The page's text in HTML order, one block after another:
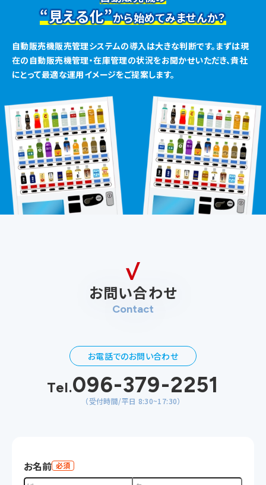
“見える化”から始めてみませんか？
自動販売機販売管理システムの導入は大きな判断です。 まずは現
在の自動販売機管理・在庫管理の状況をお聞かせいただき、貴社
にとって最適な運用イメージをご提案します。
お問い合わせ
Contact
お電話でのお問い合わせ
Tel.096-379-2251
（受付時間/平日 8:30~17:30）
お名前 必須